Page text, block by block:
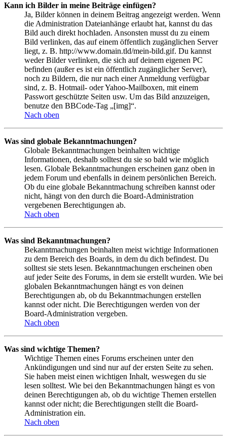
Kann ich Bilder in meine Beiträge einfügen?
Ja, Bilder können in deinem Beitrag angezeigt werden. Wenn
die Administration Dateianhänge erlaubt hat, kannst du das
Bild auch direkt hochladen. Ansonsten musst du zu einem
Bild verlinken, das auf einem öffentlich zugänglichen Server
liegt, z. B. http://www.domain.tld/mein-bild.gif. Du kannst
weder Bilder verlinken, die sich auf deinem eigenen PC
befinden (außer es ist ein öffentlich zugänglicher Server),
noch zu Bildern, die nur nach einer Anmeldung verfügbar
sind, z. B. Hotmail- oder Yahoo-Mailboxen, mit einem
Passwort geschützte Seiten usw. Um das Bild anzuzeigen,
benutze den BBCode-Tag „[img]“.
Nach oben
Was sind globale Bekanntmachungen?
Globale Bekanntmachungen beinhalten wichtige
Informationen, deshalb solltest du sie so bald wie möglich
lesen. Globale Bekanntmachungen erscheinen ganz oben in
jedem Forum und ebenfalls in deinem persönlichen Bereich.
Ob du eine globale Bekanntmachung schreiben kannst oder
nicht, hängt von den durch die Board-Administration
vergebenen Berechtigungen ab.
Nach oben
Was sind Bekanntmachungen?
Bekanntmachungen beinhalten meist wichtige Informationen
zu dem Bereich des Boards, in dem du dich befindest. Du
solltest sie stets lesen. Bekanntmachungen erscheinen oben
auf jeder Seite des Forums, in dem sie erstellt wurden. Wie bei
globalen Bekanntmachungen hängt es von deinen
Berechtigungen ab, ob du Bekanntmachungen erstellen
kannst oder nicht. Die Berechtigungen werden von der
Board-Administration vergeben.
Nach oben
Was sind wichtige Themen?
Wichtige Themen eines Forums erscheinen unter den
Ankündigungen und sind nur auf der ersten Seite zu sehen.
Sie haben meist einen wichtigen Inhalt, weswegen du sie
lesen solltest. Wie bei den Bekanntmachungen hängt es von
deinen Berechtigungen ab, ob du wichtige Themen erstellen
kannst oder nicht; die Berechtigungen stellt die Board-
Administration ein.
Nach oben